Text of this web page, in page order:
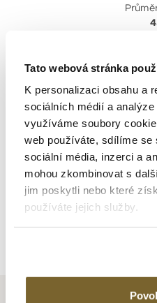
Tato webová stránka
K personalizaci obsahu a
sociálních médií a
využíváme soubory
web používáte, sdílíme se
sociální média, inzerci a
mohou zkombinovat s
jim poskytli nebo které
používáte jejich služby.
Barva
Zpět